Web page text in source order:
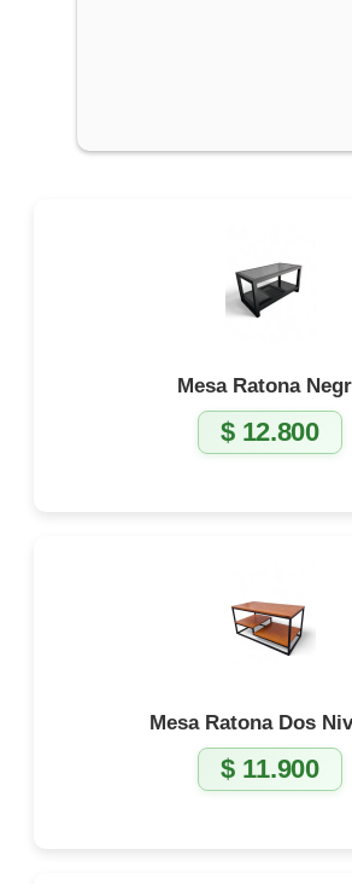
Mesa Ratona
$12.800
Mesa Ratona Dos
$11.900